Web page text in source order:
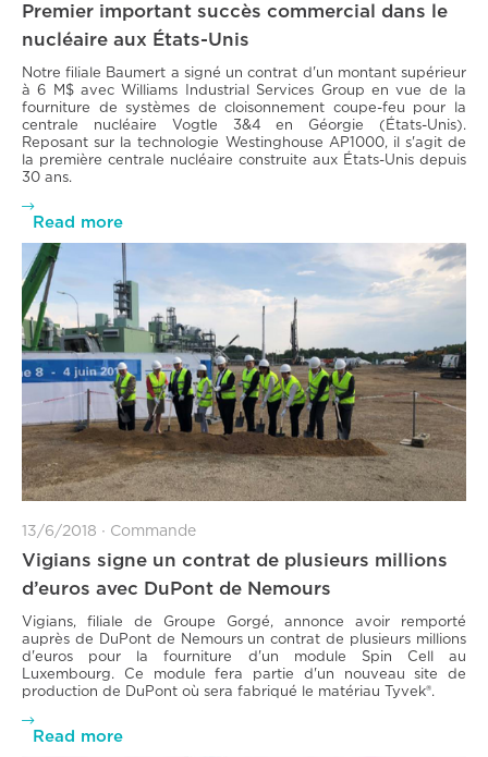
Premier important succès commercial dans le
nucléaire aux États-Unis
Notre filiale Baumert a signé un contrat d'un montant supérieur
à 6 M$ avec Williams Industrial Services Group en vue de la
fourniture de systèmes de cloisonnement coupe-feu pour la
centrale nucléaire Vogtle 3&4 en Géorgie (États-Unis).
Reposant sur la technologie Westinghouse AP1000, il s'agit de
la première centrale nucléaire construite aux États-Unis depuis
30 ans.

Read more
13/6/2018 ∙ Commande
Vigians signe un contrat de plusieurs millions
d’euros avec DuPont de Nemours
Vigians, filiale de Groupe Gorgé, annonce avoir remporté
auprès de DuPont de Nemours un contrat de plusieurs millions
d'euros pour la fourniture d'un module Spin Cell au
Luxembourg. Ce module fera partie d'un nouveau site de
production de DuPont où sera fabriqué le matériau Tyvek®.

Read more